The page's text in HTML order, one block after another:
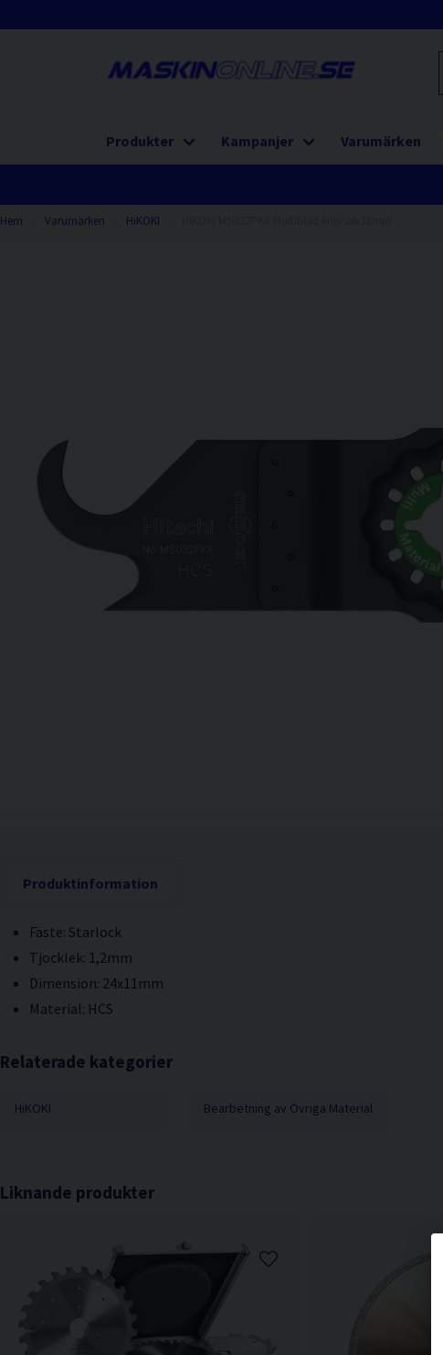
Produkter Kampanjer Varumärken
Hem Varumärken HiKOKI
Produktinformation
Fäste: Starlock
Tjocklek: 1,2mm
Dimension: 24x11mm
Material: HCS
Relaterade kategorier
HiKOKI Bearbetning av Övriga Material
Liknande produkter